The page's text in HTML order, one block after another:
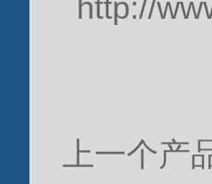
http://
上一个产